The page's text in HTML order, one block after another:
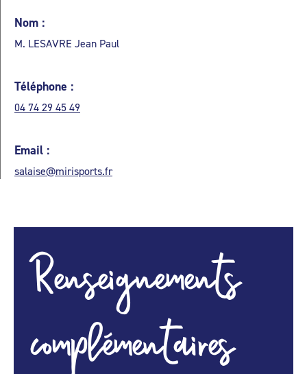
Nom :
M. LESAVRE Jean Paul
Téléphone :
04 74 29 45 49
Email :
salaise@mirisports.fr
Renseignements
complémentaires